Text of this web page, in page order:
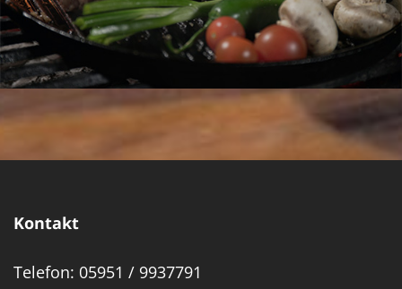
Kontakt
Telefon: 05951 / 9937791